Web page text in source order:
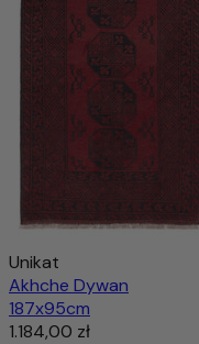
Unikat
Akhche Dywan
187x95cm
1.184,00 zł